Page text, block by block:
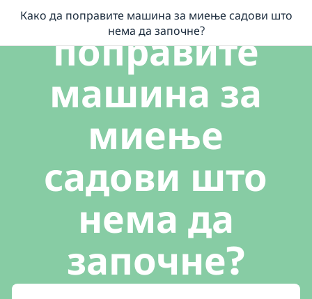
/ Како да поправите машина за миење садови што нема да
поправите
машина за
миење
садови што
нема да
започне?
Како да поправите машина за миење садови што
нема да започне?